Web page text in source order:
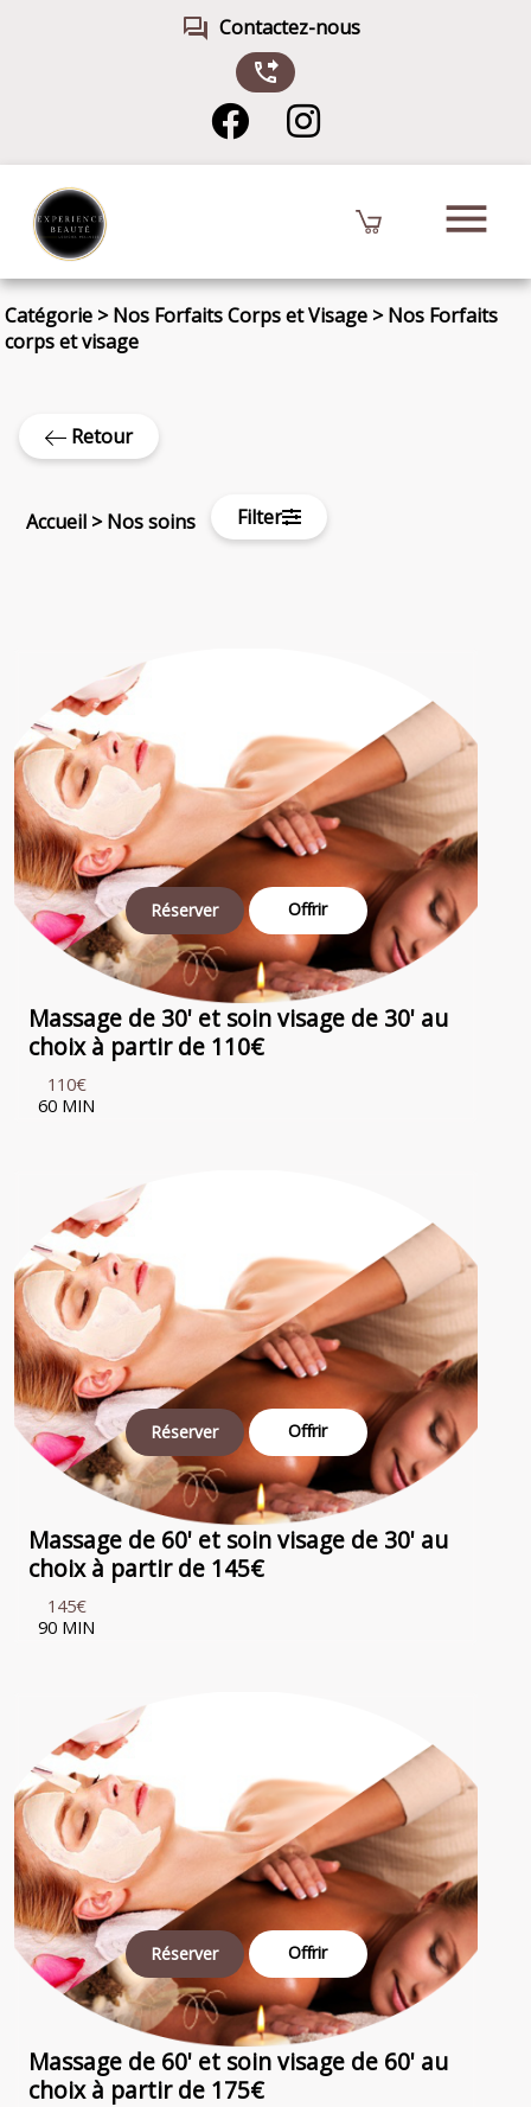
forum Contactez-nous
phone_forwarded
menu
Catégorie >Nos Forfaits Corps et Visage >Nos Forfaits
corps et visage
Retour
Accueil >Nos soins Filter
Réserver Offrir
Massage de 30' et soin visage de 30' au
choix à partir de 110€
110€
60 MIN
Réserver Offrir
Massage de 60' et soin visage de 30' au
choix à partir de 145€
145€
90 MIN
Réserver Offrir
Massage de 60' et soin visage de 60' au
choix à partir de 175€